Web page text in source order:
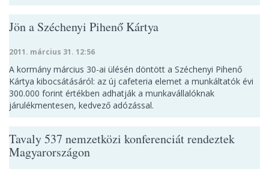
Jön a Széchenyi Pihenő Kártya
2011. március 31. 12:56
A kormány március 30-ai ülésén döntött a Széchenyi Pihenő
Kártya kibocsátásáról: az új cafeteria elemet a munkáltatók évi
300.000 forint értékben adhatják a munkavállalóknak
járulékmentesen, kedvező adózással.
Tavaly 537 nemzetközi konferenciát rendeztek
Magyarországon